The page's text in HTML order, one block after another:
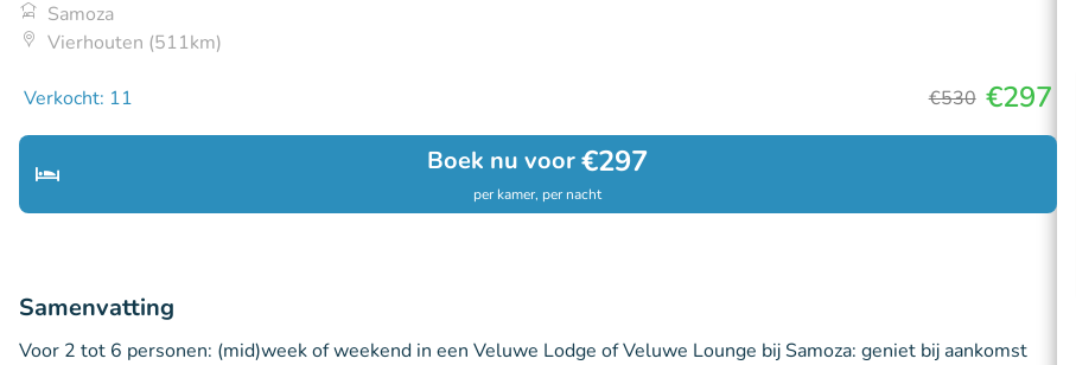
Samoza
Vierhouten (511km)
Verkocht: 11 €530 €297
Boek nu voor€297
per kamer, per nacht
Samenvatting
Voor 2 tot 6 personen: (mid)week of weekend in een Veluwe Lodge of Veluwe Lounge bij Samoza: geniet bij aankomst